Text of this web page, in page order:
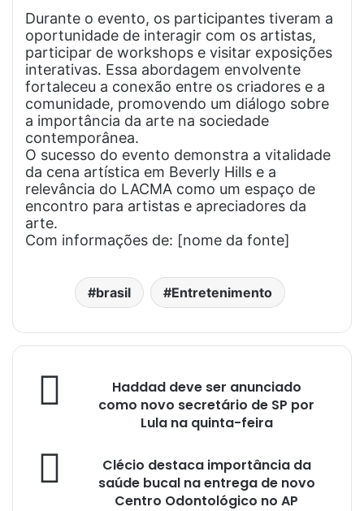
Durante o evento, os participantes tiveram a
oportunidade de interagir com os artistas,
participar de workshops e visitar exposições
interativas. Essa abordagem envolvente
fortaleceu a conexão entre os criadores e a
comunidade, promovendo um diálogo sobre
a importância da arte na sociedade
contemporânea.
O sucesso do evento demonstra a vitalidade
da cena artística em Beverly Hills e a
relevância do LACMA como um espaço de
encontro para artistas e apreciadores da
arte.
Com informações de: [nome da fonte]
brasil Entretenimento
Haddad deve ser anunciado
como novo secretário de SP por
Lula na quinta-feira
Clécio destaca importância da
saúde bucal na entrega de novo
Centro Odontológico no AP